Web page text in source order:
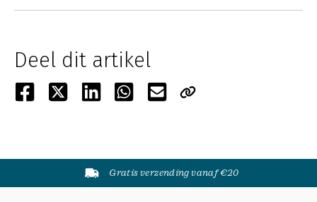
Deel dit artikel
Gratis verzending vanaf €20